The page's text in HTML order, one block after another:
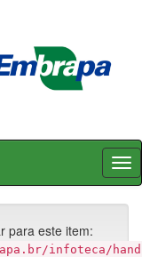
para este item:
infoteca/